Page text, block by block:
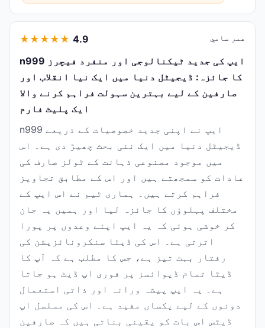
★ ★ ★ ★ ★ 4.9 عمر سامي
n999 ایپ کی جدید ٹیکنالوجی اور منفرد فیچرز
کا جائزہ: ڈیجیٹل دنیا میں ایک نیا انقلاب اور
صارفین کے لیے بہترین سہولت فراہم کرنے والا
ایک پلیٹ فارم
n999 ایپ نے اپنی جدید خصوصیات کے ذریعے
ڈیجیٹل دنیا میں ایک نئی بحث چھیڑ دی ہے۔ اس
میں موجود مصنوعی ذہانت کے ٹولز صارف کی
عادات کو سمجھتے ہیں اور اس کے مطابق تجاویز
فراہم کرتے ہیں۔ ہماری ٹیم نے اس ایپ کے
مختلف پہلوؤں کا جائزہ لیا اور ہمیں یہ جان
کر خوشی ہوئی کہ یہ ایپ اپنے وعدوں پر پورا
اترتی ہے۔ اس کی ڈیٹا سنکرونائزیشن کی
رفتار بہت تیز ہے، جس کا مطلب ہے کہ آپ کا
ڈیٹا تمام ڈیوائسز پر فوری اپ ڈیٹ ہو جاتا
ہے۔ یہ ایپ پیشہ ورانہ اور ذاتی استعمال
دونوں کے لیے یکساں مفید ہے۔ اس کی مسلسل اپ
ڈیٹس اس بات کو یقینی بناتی ہیں کہ صارفین